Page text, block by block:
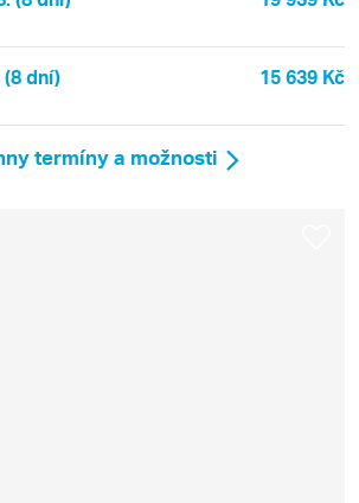
(8 dní) 15 639 Kč
termíny a možnosti